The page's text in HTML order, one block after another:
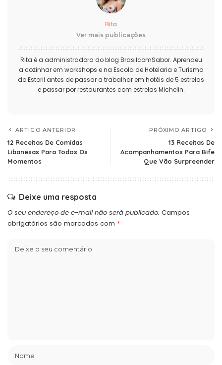
Rita
Ver mais publicações
Rita é a administradora do blog BrasilcomSabor. Aprendeu
a cozinhar em workshops e na Escola de Hotelaria e Turismo
do Estoril antes de passar a trabalhar em hotéis de 5 estrelas
e passar por restaurantes com estrelas Michelin.
ARTIGO ANTERIOR
12 Receitas De Comidas
Libanesas Para Todos Os
Momentos
PRÓXIMO ARTIGO
13 Receitas De
Acompanhamentos Para Bife
Que Vão Surpreender
Deixe uma resposta
O seu endereço de e-mail não será publicado. Campos
obrigatórios são marcados com *